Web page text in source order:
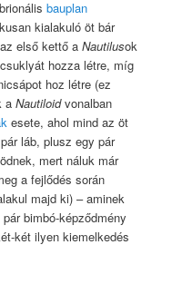
bauplan
kialakuló öt bár
első kettő aNautilusok
hozza létre, míg
hoz létre (ez
aNautiloidvonalban
esete, ahol mind az öt
láb, plusz egy pár
mert náluk már
a fejlődés során
majd ki) – aminek
bimbó-képződmény
két ilyen kiemelkedés